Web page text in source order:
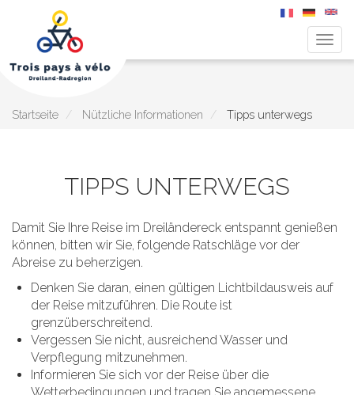
Direkt
Startseite Nützliche Informationen Tipps unterwegs
TIPPS UNTERWEGS
Damit Sie Ihre Reise im Dreiländereck entspannt genießen
können, bitten wir Sie, folgende Ratschläge vor der
Abreise zu beherzigen.
Denken Sie daran, einen gültigen Lichtbildausweis auf
der Reise mitzuführen. Die Route ist
grenzüberschreitend.
Vergessen Sie nicht, ausreichend Wasser und
Verpflegung mitzunehmen.
Informieren Sie sich vor der Reise über die